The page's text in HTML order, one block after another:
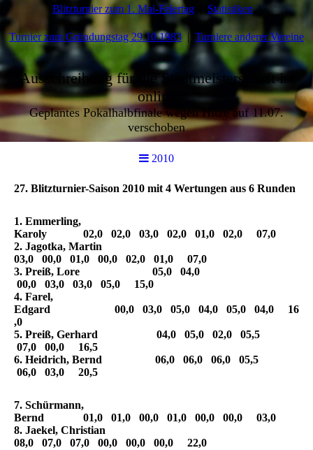
Blitzturnier zum 1. Mai-Feiertag Statistiken
Turnier zum Gründungstag 29.10.1983 Turniere anderer Vereine
Ausschreibung für die Stadtmeisterschaft ist
online
Geplantes Pokalhalbfinale wegen Hitze auf 11.07.
verschoben
2010
27. Blitzturnier-Saison 2010 mit 4 Wertungen aus 6 Runden
1. Emmerling,
Karoly 02,0 02,0 03,0 02,0 01,0 02,0 07,0
2. Jagotka, Martin
03,0 00,0 01,0 00,0 02,0 01,0 07,0
3. Preiß, Lore 05,0 04,0
00,0 03,0 03,0 05,0 15,0
4. Farel,
Edgard 00,0 03,0 05,0 04,0 05,0 04,0 16
,0
5. Preiß, Gerhard 04,0 05,0 02,0 05,5
07,0 00,0 16,5
6. Heidrich, Bernd 06,0 06,0 06,0 05,5
06,0 03,0 20,5
7. Schürmann,
Bernd 01,0 01,0 00,0 01,0 00,0 00,0 03,0
8. Jaekel, Christian
08,0 07,0 07,0 00,0 00,0 00,0 22,0